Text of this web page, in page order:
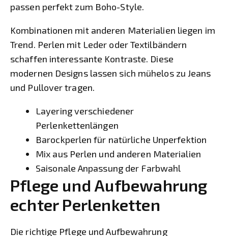
passen perfekt zum Boho-Style.
Kombinationen mit anderen Materialien liegen im
Trend. Perlen mit Leder oder Textilbändern
schaffen interessante Kontraste. Diese
modernen Designs lassen sich mühelos zu Jeans
und Pullover tragen.
Layering verschiedener
Perlenkettenlängen
Barockperlen für natürliche Unperfektion
Mix aus Perlen und anderen Materialien
Saisonale Anpassung der Farbwahl
Pflege und Aufbewahrung
echter Perlenketten
Die richtige Pflege und Aufbewahrung